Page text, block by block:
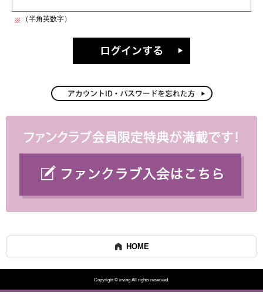
（半角英数字）
HOME
Copyright © irving All rights reserved.